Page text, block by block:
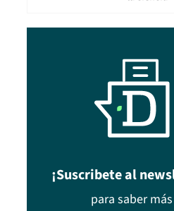
¡Suscribete al
para saber más